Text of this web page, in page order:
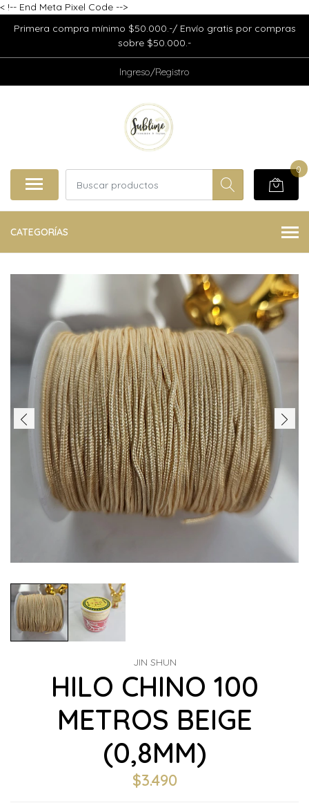
< !-- End Meta Pixel Code -->
Primera compra mínimo $50.000.-/ Envío gratis por compras
sobre $50.000.-
Ingreso/Registro
0
CATEGORÍAS
JIN SHUN
HILO CHINO 100
METROS BEIGE
(0,8MM)
$3.490